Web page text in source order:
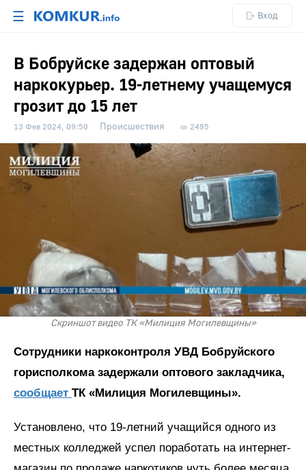
☰ Вход
В Бобруйске задержан оптовый
наркокурьер. 19-летнему учащемуся
грозит до 15 лет
13 Фев 2024, 09:50 Происшествия 2495
Скриншот видео ТК «Милиция Могилевщины»
Сотрудники наркоконтроля УВД Бобруйского
горисполкома задержали оптового закладчика,
сообщает ТК «Милиция Могилевщины».
Установлено, что 19-летний учащийся одного из
местных колледжей успел поработать на интернет-